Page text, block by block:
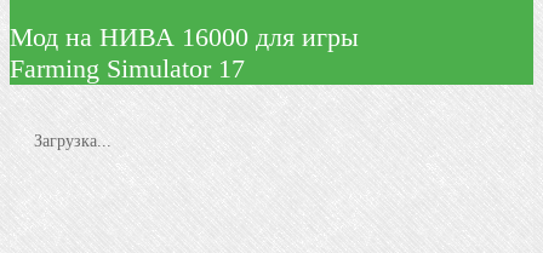
Мод на НИВА 16000 для игры
Farming Simulator 17
Загрузка...